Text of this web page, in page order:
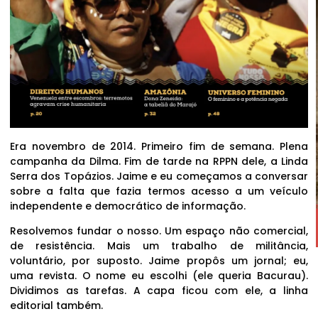
Era novembro de 2014. Primeiro fim de semana. Plena
campanha da Dilma. Fim de tarde na RPPN dele, a Linda
Serra dos Topázios. Jaime e eu começamos a conversar
sobre a falta que fazia termos acesso a um veículo
independente e democrático de informação.
Resolvemos fundar o nosso. Um espaço não comercial,
de resistência. Mais um trabalho de militância,
voluntário, por suposto. Jaime propôs um jornal; eu,
uma revista. O nome eu escolhi (ele queria Bacurau).
Dividimos as tarefas. A capa ficou com ele, a linha
editorial também.